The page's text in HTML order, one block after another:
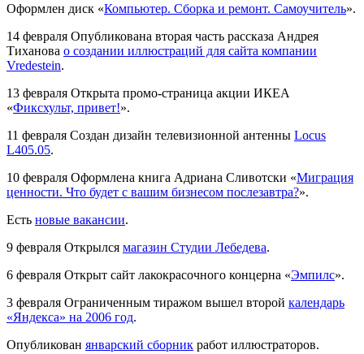
Оформлен диск «Компьютер. Сборка и ремонт. Самоучитель».
14 февраля Опубликована вторая часть рассказа Андрея
Тиханова о создании иллюстраций для сайта компании
Vredestein.
13 февраля Открыта промо-страница акции ИКЕА
«Фиксхульт, привет!».
11 февраля Создан дизайн телевизионной антенны Locus
L405.05.
10 февраля Оформлена книга Адриана Сливотски «Миграция
ценности. Что будет с вашим бизнесом послезавтра?».
Есть новые вакансии.
9 февраля Открылся магазин Студии Лебедева.
6 февраля Открыт сайт лакокрасочного концерна «Эмпилс».
3 февраля Ограниченным тиражом вышел второй календарь
«Яндекса» на 2006 год.
Опубликован январский сборник работ иллюстраторов.